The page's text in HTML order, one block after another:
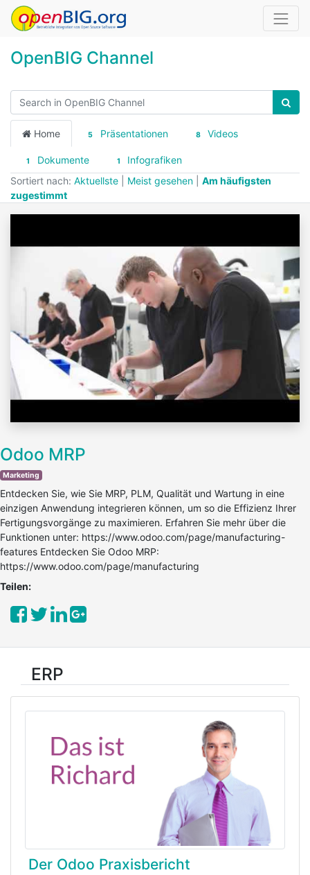
OpenBIG Channel
Home 5 Präsentationen 8 Videos
1 Dokumente 1
Infografiken
Sortiert nach: Aktuellste Meist gesehen
Am häufigsten
zugestimmt
Odoo MRP
Marketing
Entdecken Sie, wie Sie MRP, PLM, Qualität und Wartung in eine
einzigen Anwendung integrieren können, um so die Effizienz Ihrer
Fertigungsvorgänge zu maximieren. Erfahren Sie mehr über die
Funktionen unter: https://www.odoo.com/page/manufacturing-
features Entdecken Sie Odoo MRP:
https://www.odoo.com/page/manufacturing
Teilen:
ERP
Der Odoo Praxisbericht